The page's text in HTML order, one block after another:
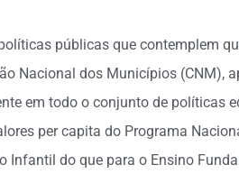
públicas que contemplem
Nacional dos Municípios (CNM),
em todo o conjunto de políticas
per capita do Programa
Infantil do que para o Ensino